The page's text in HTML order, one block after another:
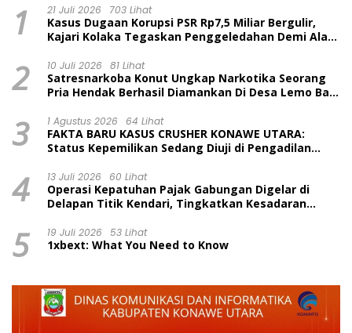
1 21 Juli 2026 703 Lihat
Kasus Dugaan Korupsi PSR Rp7,5 Miliar Bergulir,
Kajari Kolaka Tegaskan Penggeledahan Demi Alat
2 10 Juli 2026 81 Lihat
Satresnarkoba Konut Ungkap Narkotika Seorang
Pria Hendak Berhasil Diamankan Di Desa Lemo Bajo
3 1 Agustus 2026 64 Lihat
FAKTA BARU KASUS CRUSHER KONAWE UTARA:
Status Kepemilikan Sedang Diuji di Pengadilan
Dinilai Prematur
4 13 Juli 2026 60 Lihat
Operasi Kepatuhan Pajak Gabungan Digelar di
Delapan Titik Kendari, Tingkatkan Kesadaran
5 19 Juli 2026 53 Lihat
1xbext: What You Need to Know